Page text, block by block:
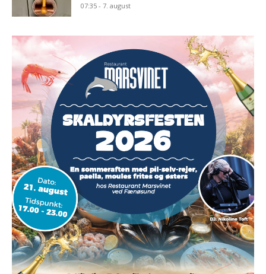
07:35 - 7. august